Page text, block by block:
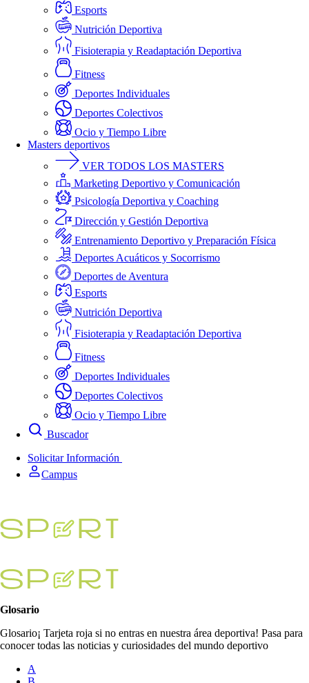
Esports
Nutrición Deportiva
Fisioterapia y Readaptación Deportiva
Fitness
Deportes Individuales
Deportes Colectivos
Ocio y Tiempo Libre
Masters deportivos
VER TODOS LOS MASTERS
Marketing Deportivo y Comunicación
Psicología Deportiva y Coaching
Dirección y Gestión Deportiva
Entrenamiento Deportivo y Preparación Física
Deportes Acuáticos y Socorrismo
Deportes de Aventura
Esports
Nutrición Deportiva
Fisioterapia y Readaptación Deportiva
Fitness
Deportes Individuales
Deportes Colectivos
Ocio y Tiempo Libre
Buscador
Solicitar Información
Campus
Glosario
Glosario¡ Tarjeta roja si no entras en nuestra área deportiva! Pasa para
conocer todas las noticias y curiosidades del mundo deportivo
A